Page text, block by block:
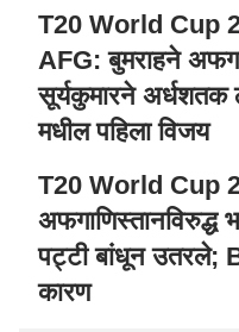
T20 World Cup
AFG: बुमराहने
सूर्यकुमारने अर्धशतक
मधील पहिला विजय
T20 World Cup
अफगाणिस्तानविरुद्ध
पट्टी बांधून उतरले;
कारण